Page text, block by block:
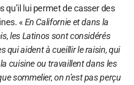
qu’il lui permet de casser des
«En Californie et dans la
les Latinos sont considérés
qui aident à cueillir le raisin, qui
cuisine ou travaillent dans les
sommelier, on n’est pas perçu